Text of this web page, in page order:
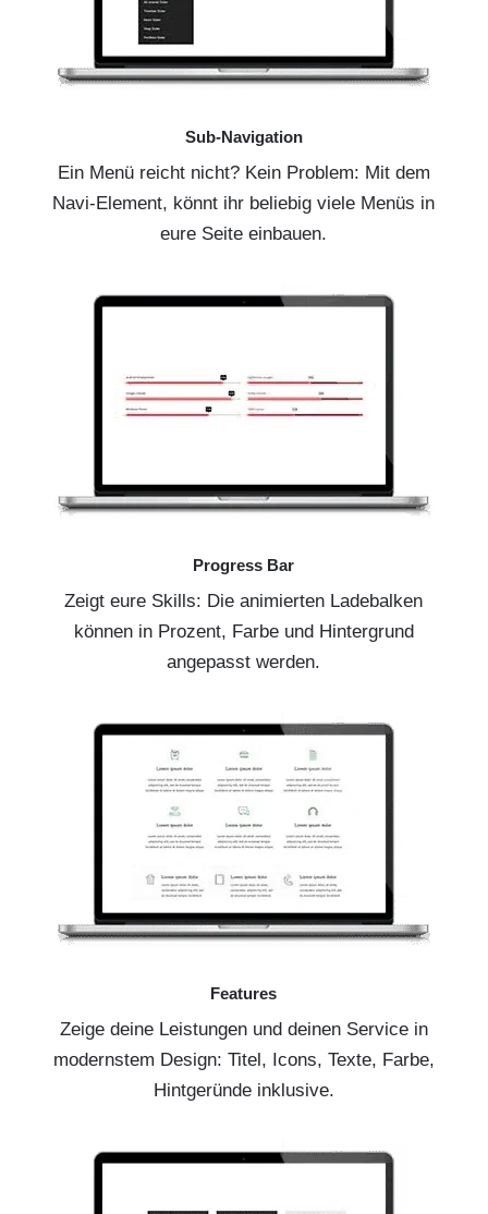
Sub-Navigation
Ein Menü reicht nicht? Kein Problem: Mit dem
Navi-Element, könnt ihr beliebig viele Menüs in
eure Seite einbauen.
Progress Bar
Zeigt eure Skills: Die animierten Ladebalken
können in Prozent, Farbe und Hintergrund
angepasst werden.
Features
Zeige deine Leistungen und deinen Service in
modernstem Design: Titel, Icons, Texte, Farbe,
Hintgeründe inklusive.